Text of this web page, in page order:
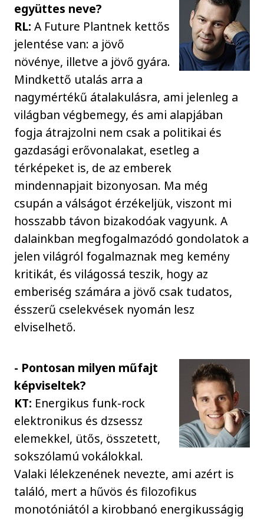
együttes neve?
RL: A Future Plantnek kettős
jelentése van: a jövő
növénye, illetve a jövő gyára.
Mindkettő utalás arra a
nagymértékű átalakulásra, ami jelenleg a
világban végbemegy, és ami alapjában
fogja átrajzolni nem csak a politikai és
gazdasági erővonalakat, esetleg a
térképeket is, de az emberek
mindennapjait bizonyosan. Ma még
csupán a válságot érzékeljük, viszont mi
hosszabb távon bizakodóak vagyunk. A
dalainkban megfogalmazódó gondolatok a
jelen világról fogalmaznak meg kemény
kritikát, és világossá teszik, hogy az
emberiség számára a jövő csak tudatos,
ésszerű cselekvések nyomán lesz
elviselhető.
- Pontosan milyen műfajt
képviseltek?
KT: Energikus funk-rock
elektronikus és dzsessz
elemekkel, ütős, összetett,
sokszólamú vokálokkal.
Valaki lélekzenének nevezte, ami azért is
találó, mert a hűvös és filozofikus
monotóniától a kirobbanó energikusságig